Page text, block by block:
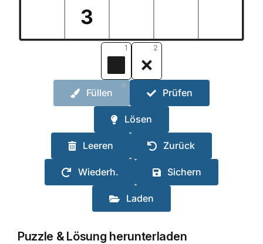
3
1 2
n
Füllen Prüfen
Lösen
Leeren Zurück
Wiederh. Sichern
Laden
Puzzle & Lösung herunterladen